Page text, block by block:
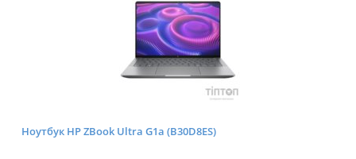
Ноутбук HP ZBook Ultra G1a (B30D8ES)